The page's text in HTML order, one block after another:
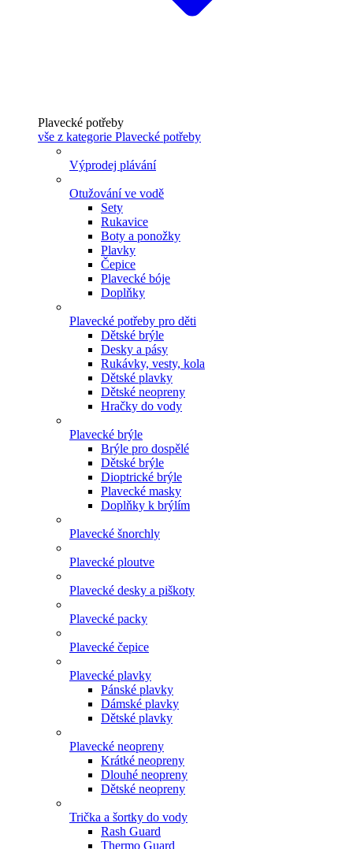
Plavecké potřeby
vše z kategorie Plavecké potřeby
Výprodej plávání
Otužování ve vodě
Sety
Rukavice
Boty a ponožky
Plavky
Čepice
Plavecké bóje
Doplňky
Plavecké potřeby pro děti
Dětské brýle
Desky a pásy
Rukávky, vesty, kola
Dětské plavky
Dětské neopreny
Hračky do vody
Plavecké brýle
Brýle pro dospělé
Dětské brýle
Dioptrické brýle
Plavecké masky
Doplňky k brýlím
Plavecké šnorchly
Plavecké ploutve
Plavecké desky a piškoty
Plavecké packy
Plavecké čepice
Plavecké plavky
Pánské plavky
Dámské plavky
Dětské plavky
Plavecké neopreny
Krátké neopreny
Dlouhé neopreny
Dětské neopreny
Trička a šortky do vody
Rash Guard
Thermo Guard